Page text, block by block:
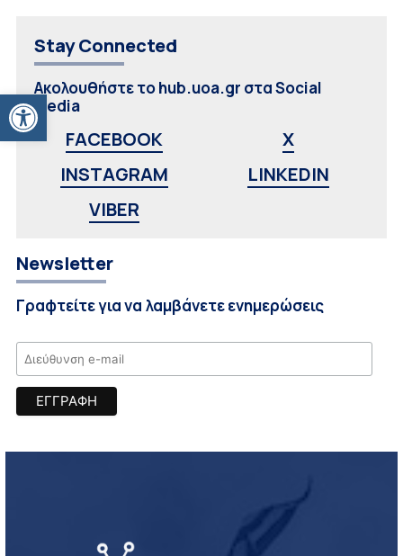
Ανοίξτε τη γραμμή εργαλείων
Stay Connected
Ακολουθήστε το hub.uoa.gr στα Social
Media
FACEBOOK
X
INSTAGRAM
LINKEDIN
VIBER
Newsletter
Γραφτείτε για να λαμβάνετε ενημερώσεις